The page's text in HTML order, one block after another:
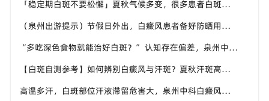
「稳定期白斑不要松懈」夏秋气候多变，很多患者白斑再度活跃，泉州中科白癜风医院定期复查很重要
（泉州出游提示）节假日外出，白癜风患者备好防晒用品，泉州中科白癜风医院避开白斑扩散各类诱因
“多吃深色食物就能治好白斑？” 认知存在偏差，泉州中科白癜风医院科普白癜风营养补充正确方式
【白斑自测参考】如何辨别白癜风与汗斑？夏秋汗斑高发易混淆，泉州中科白癜风医院专业鉴别白斑类型
高温多汗，白斑部位汗液滞留危害大，泉州中科白癜风医院提醒白癜风患者出汗后及时清洁肌肤